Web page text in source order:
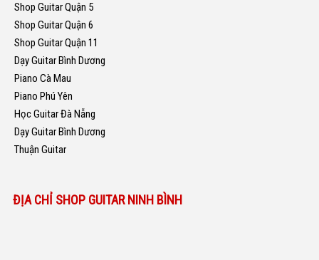
Shop Guitar Quận 5
Shop Guitar Quận 6
Shop Guitar Quận 11
Dạy Guitar Bình Dương
Piano Cà Mau
Piano Phú Yên
Học Guitar Đà Nẵng
Dạy Guitar Bình Dương
Thuận Guitar
ĐỊA CHỈ SHOP GUITAR NINH BÌNH